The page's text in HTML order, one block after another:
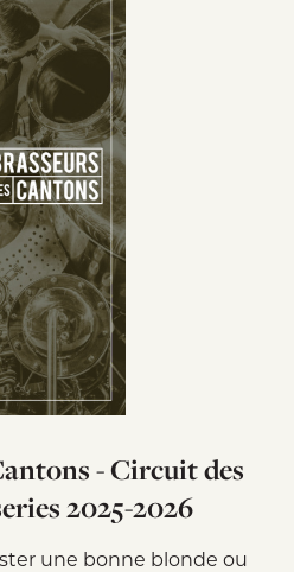
- Circuit des
2025-2026
une bonne blonde ou